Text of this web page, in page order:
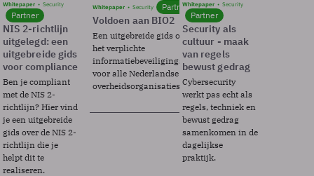
Whitepaper Security
Partner
NIS 2-richtlijn
uitgelegd: een
uitgebreide gids
voor compliance
Ben je compliant
met de NIS 2-
richtlijn? Hier vind
je een uitgebreide
gids over de NIS 2-
richtlijn die je
helpt dit te
realiseren.
Whitepaper Security Partner
Voldoen aan BIO2
Een uitgebreide gids over BIO2,
het verplichte
informatiebeveiligingsframework
voor alle Nederlandse
overheidsorganisaties.
Whitepaper Security
Partner
Security als
cultuur - maak
van regels
bewust gedrag
Cybersecurity
werkt pas echt als
regels, techniek en
bewust gedrag
samenkomen in de
dagelijkse
praktijk.